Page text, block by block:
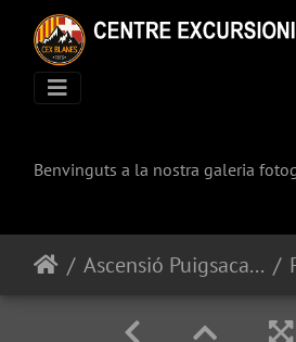
Benvinguts a la nostra galeria
Ascensió Puigsacalm per la Carena sud.